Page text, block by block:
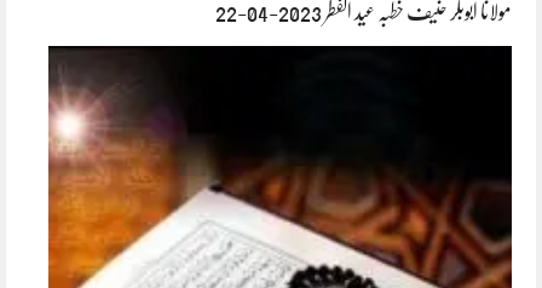
مولانا ابوبکر حنیف خطبہ عید الفطر 2023-04-22